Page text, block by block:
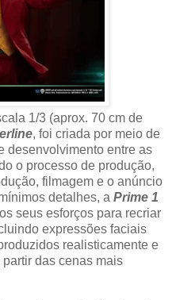
1/3 (aprox. 70 cm de
, foi criada por meio de
desenvolvimento entre as
o processo de produção,
filmagem e o anúncio
detalhes, a Prime 1
seus esforços para recriar
expressões faciais
realisticamente e
das cenas mais